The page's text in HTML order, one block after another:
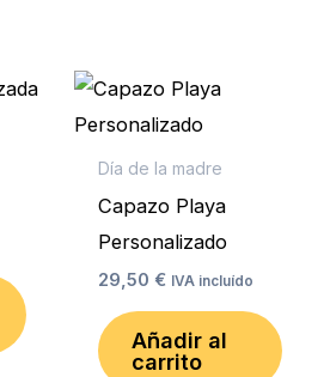
Día de la madre
Capazo Playa
Personalizado
29,50 € IVA incluído
Añadir al
carrito